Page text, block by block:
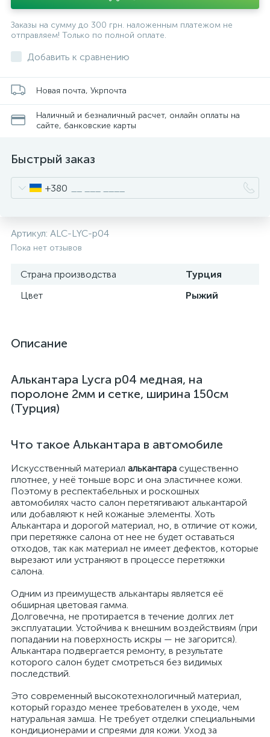
Заказы на сумму до 300 грн. наложенным платежом не
отправляем! Только по полной оплате.
Добавить к сравнению
Новая почта, Укрпочта
Наличный и безналичный расчет, онлайн оплаты на
сайте, банковские карты
Быстрый заказ
+380
Артикул: ALC-LYC-p04
Пока нет отзывов
Страна производства
Турция
Цвет
Рыжий
Описание
Алькантара Lycra p04 медная, на
поролоне 2мм и сетке, ширина 150см
(Турция)
Что такое Алькантара в автомобиле
Искусственный материал алькантара существенно
плотнее, у неё тоньше ворс и она эластичнее кожи.
Поэтому в респектабельных и роскошных
автомобилях часто салон перетягивают алькантарой
или добавляют к ней кожаные элементы. Хоть
Алькантара и дорогой материал, но, в отличие от кожи,
при перетяжке салона от нее не будет оставаться
отходов, так как материал не имеет дефектов, которые
вырезают или устраняют в процессе перетяжки
салона.
Одним из преимуществ алькантары является её
обширная цветовая гамма.
Долговечна, не протирается в течение долгих лет
эксплуатации. Устойчива к внешним воздействиям (при
попадании на поверхность искры — не загорится).
Алькантара подвергается ремонту, в результате
которого салон будет смотреться без видимых
последствий.
Это современный высокотехнологичный материал,
который гораздо менее требователен в уходе, чем
натуральная замша. Не требует отделки специальными
кондиционерами и спреями для кожи. Уход за